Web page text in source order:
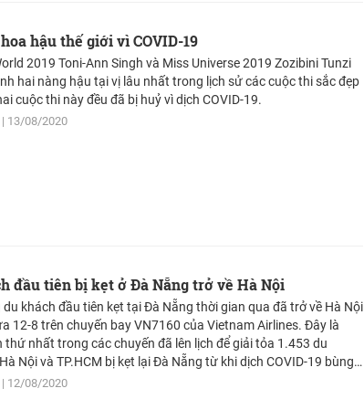
hậu thế giới vì COVID-19
2019 Toni-Ann Singh và Miss Universe 2019 Zozibini Tunzi
hai nàng hậu tại vị lâu nhất trong lịch sử các cuộc thi sắc đẹp
cuộc thi này đều đã bị huỷ vì dịch COVID-19.
13/08/2020
đầu tiên bị kẹt ở Đà Nẵng trở về Hà Nội
du khách đầu tiên kẹt tại Đà Nẵng thời gian qua đã trở về Hà Nội
12-8 trên chuyến bay VN7160 của Vietnam Airlines. Đây là
thứ nhất trong các chuyến đã lên lịch để giải tỏa 1.453 du
Nội và TP.HCM bị kẹt lại Đà Nẵng từ khi dịch COVID-19 bùng
cuối tháng trước.
12/08/2020